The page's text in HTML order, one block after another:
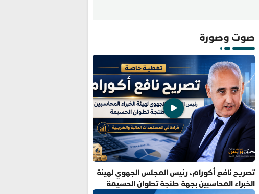
صوت وصورة
تصريح نافع أكورام، رئيس المجلس الجهوي لهيئة
الخبراء المحاسبين بجهة طنجة تطوان الحسيمة